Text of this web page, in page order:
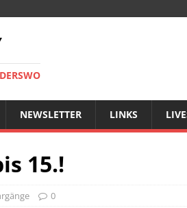
NEWSLETTER LINKS
15.!
0